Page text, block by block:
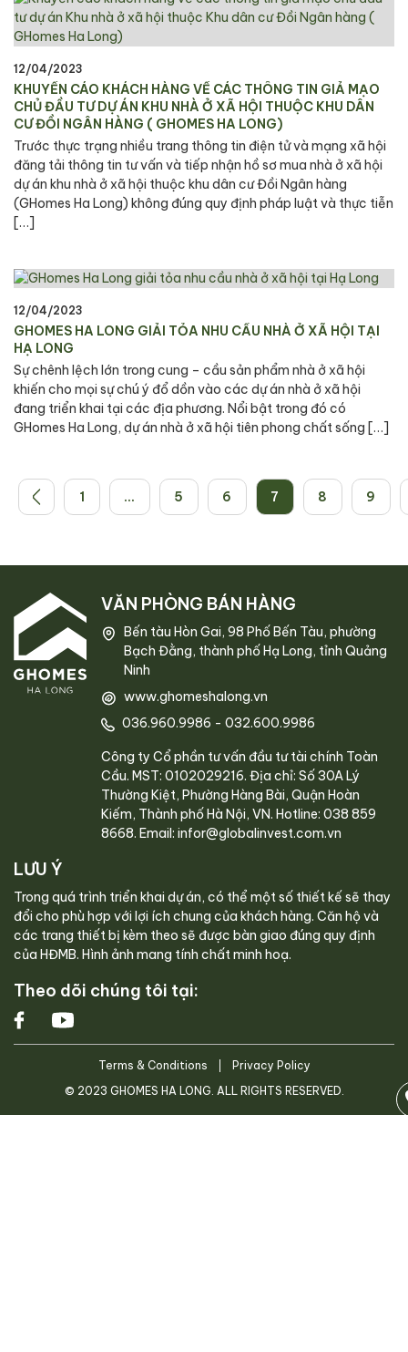
12/04/2023
KHUYẾN CÁO KHÁCH HÀNG VỀ CÁC THÔNG TIN GIẢ MẠO
CHỦ ĐẦU TƯ DỰ ÁN KHU NHÀ Ở XÃ HỘI THUỘC KHU DÂN
CƯ ĐỒI NGÂN HÀNG ( GHOMES HA LONG)
Trước thực trạng nhiều trang thông tin điện tử và mạng xã hội
đăng tải thông tin tư vấn và tiếp nhận hồ sơ mua nhà ở xã hội
dự án khu nhà ở xã hội thuộc khu dân cư Đồi Ngân hàng
(GHomes Ha Long) không đúng quy định pháp luật và thực tiễn
[…]
12/04/2023
GHOMES HA LONG GIẢI TỎA NHU CẦU NHÀ Ở XÃ HỘI TẠI
HẠ LONG
Sự chênh lệch lớn trong cung – cầu sản phẩm nhà ở xã hội
khiến cho mọi sự chú ý đổ dồn vào các dự án nhà ở xã hội
đang triển khai tại các địa phương. Nổi bật trong đó có
GHomes Ha Long, dự án nhà ở xã hội tiên phong chất sống […]
1 … 5 6 7 8 9
VĂN PHÒNG BÁN HÀNG
Bến tàu Hòn Gai, 98 Phố Bến Tàu, phường
Bạch Đằng, thành phố Hạ Long, tỉnh Quảng
Ninh
www.ghomeshalong.vn
036.960.9986 - 032.600.9986
Công ty Cổ phần tư vấn đầu tư tài chính Toàn
Cầu. MST: 0102029216. Địa chỉ: Số 30A Lý
Thường Kiệt, Phường Hàng Bài, Quận Hoàn
Kiếm, Thành phố Hà Nội, VN. Hotline: 038 859
8668. Email: infor@globalinvest.com.vn
LƯU Ý
Trong quá trình triển khai dự án, có thể một số thiết kế sẽ thay
đổi cho phù hợp với lợi ích chung của khách hàng. Căn hộ và
các trang thiết bị kèm theo sẽ được bàn giao đúng quy định
của HĐMB. Hình ảnh mang tính chất minh hoạ.
Theo dõi chúng tôi tại:
Terms & Conditions
Privacy Policy
© 2023 GHOMES HA LONG. ALL RIGHTS RESERVED.